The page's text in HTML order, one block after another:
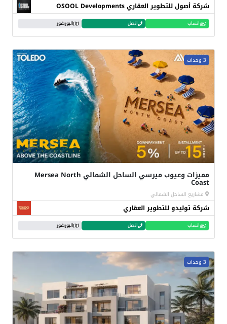
شركة أصول للتطوير العقاري OSOOL Developments
واتساب اتصل البورشور
3 وحدات
مميزات وعيوب ميرسي الساحل الشمالي Mersea North
Coast
مشاريع الساحل الشمالي
شركة توليدو للتطوير العقاري
واتساب اتصل البورشور
3 وحدات